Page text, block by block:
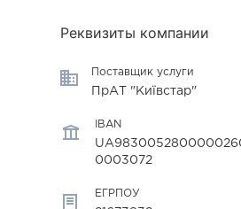
Реквизиты компании
Поставщик услуги
ПрАТ "Київстар"
IBAN
0003072
ЕГРПОУ